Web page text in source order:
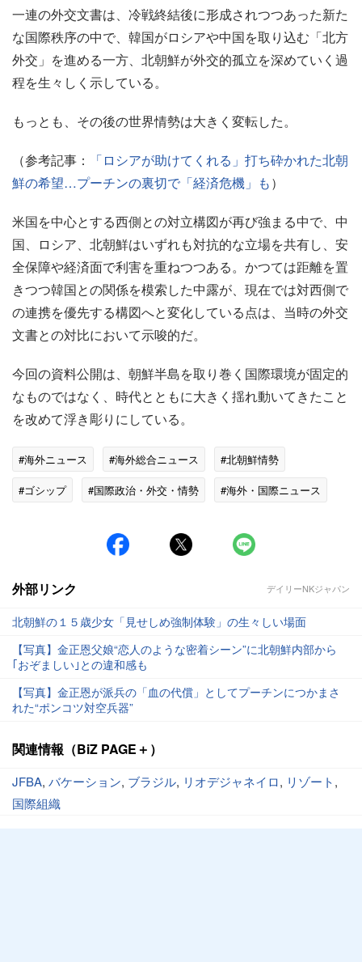
一連の外交文書は、冷戦終結後に形成されつつあった新た
な国際秩序の中で、韓国がロシアや中国を取り込む「北方
外交」を進める一方、北朝鮮が外交的孤立を深めていく過
程を生々しく示している。
もっとも、その後の世界情勢は大きく変転した。
（参考記事：
「ロシアが助けてくれる」打ち砕かれた北朝
鮮の希望…プーチンの裏切で「経済危機」も）
米国を中心とする西側との対立構図が再び強まる中で、中
国、ロシア、北朝鮮はいずれも対抗的な立場を共有し、安
全保障や経済面で利害を重ねつつある。かつては距離を置
きつつ韓国との関係を模索した中露が、現在では対西側で
の連携を優先する構図へと変化している点は、当時の外交
文書との対比において示唆的だ。
今回の資料公開は、朝鮮半島を取り巻く国際環境が固定的
なものではなく、時代とともに大きく揺れ動いてきたこと
を改めて浮き彫りにしている。
#海外ニュース #海外総合ニュース
#北朝鮮情勢
#ゴシップ
#国際政治・外交・情勢 #海外・国際ニュース
外部リンク デイリーNKジャパン
北朝鮮の１５歳少女「見せしめ強制体験」の生々しい場面
【写真】金正恩父娘“恋人のような密着シーン”に北朝鮮内部から
｢おぞましい｣との違和感も
【写真】金正恩が派兵の「血の代償」としてプーチンにつかまさ
れた“ポンコツ対空兵器”
関連情報（BiZ PAGE＋）
JFBA, バケーション, ブラジル, リオデジャネイロ, リゾート,
国際組織